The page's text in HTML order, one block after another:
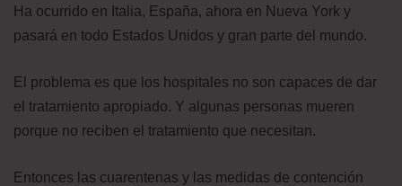
Ha ocurrido en Italia, España, ahora en Nueva York y
pasará en todo Estados Unidos y gran parte del mundo.
El problema es que los hospitales no son capaces de dar
el tratamiento apropiado. Y algunas personas mueren
porque no reciben el tratamiento que necesitan.
Entonces las cuarentenas y las medidas de contención